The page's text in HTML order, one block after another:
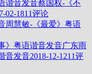
蔡国权-《不
02-1811评论
周慧敏-《最爱》粤语
广东雨
音发音2018-12-1211评